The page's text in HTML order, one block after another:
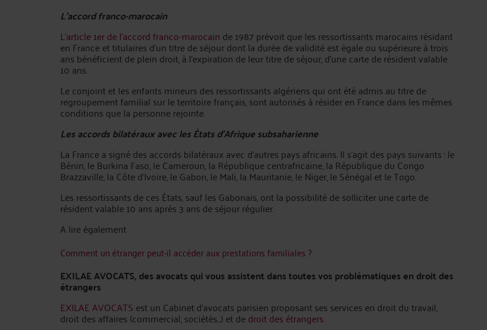
L’accord franco-marocain
L’article 1er de l’accord franco-marocain de 1987 prévoit que les ressortissants marocains résidant
en France et titulaires d’un titre de séjour dont la durée de validité est égale ou supérieure à trois
ans bénéficient de plein droit, à l’expiration de leur titre de séjour, d’une carte de résident valable
10 ans.
Le conjoint et les enfants mineurs des ressortissants algériens qui ont été admis au titre de
regroupement familial sur le territoire français, sont autorisés à résider en France dans les mêmes
conditions que la personne rejointe.
Les accords bilatéraux avec les États d’Afrique subsaharienne
La France a signé des accords bilatéraux avec d’autres pays africains. Il s’agit des pays suivants : le
Bénin, le Burkina Faso, le Cameroun, la République centrafricaine, la République du Congo
Brazzaville, la Côte d'Ivoire, le Gabon, le Mali, la Mauritanie, le Niger, le Sénégal et le Togo.
Les ressortissants de ces États, sauf les Gabonais, ont la possibilité de solliciter une carte de
résident valable 10 ans après 3 ans de séjour régulier.
A lire également
Comment un étranger peut-il accéder aux prestations familiales ?
EXILAE AVOCATS, des avocats qui vous assistent dans toutes vos problématiques en droit des
étrangers
EXILAE AVOCATS est un Cabinet d'avocats parisien proposant ses services en droit du travail,
droit des affaires (commercial, sociétés...) et dedroit des étrangers.